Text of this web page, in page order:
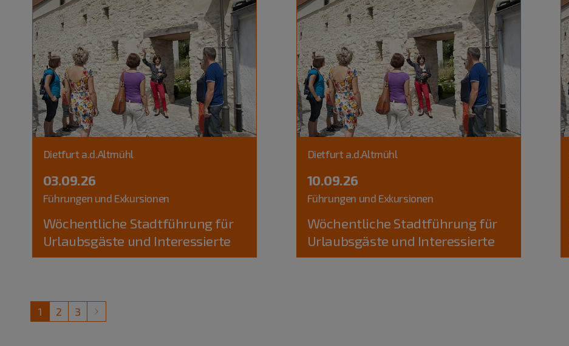
Dietfurt a.d.Altmühl
03.09.26
Führungen und Exkursionen
Wöchentliche Stadtführung für
Urlaubsgäste und Interessierte
Dietfurt a.d.Altmühl
10.09.26
Führungen und Exkursionen
Wöchentliche Stadtführung für
Urlaubsgäste und Interessierte
1 2 3